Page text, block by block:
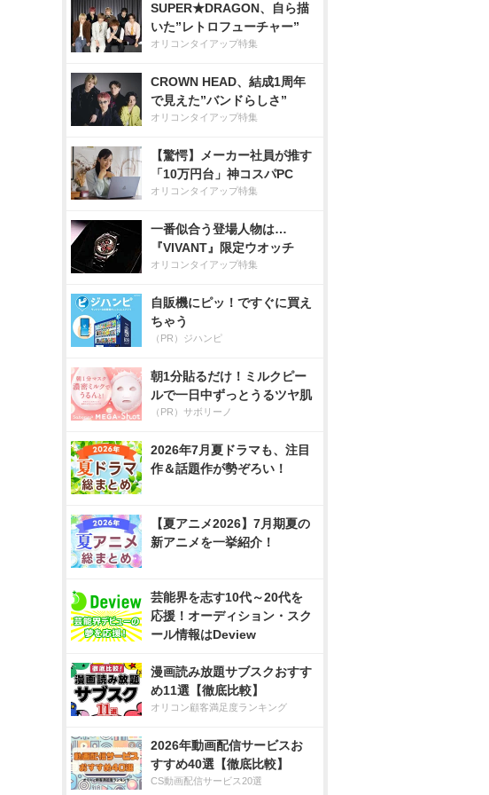
SUPER★DRAGON、自ら描
いた”レトロフューチャー”
オリコンタイアップ特集
CROWN HEAD、結成1周年
で見えた”バンドらしさ”
オリコンタイアップ特集
【驚愕】メーカー社員が推す
「10万円台」神コスパPC
オリコンタイアップ特集
一番似合う登場人物は…
『VIVANT』限定ウオッチ
オリコンタイアップ特集
自販機にピッ！ですぐに買え
ちゃう
（PR）ジハンピ
朝1分貼るだけ！ミルクピー
ルで一日中ずっとうるツヤ肌
（PR）サボリーノ
2026年7月夏ドラマも、注目
作＆話題作が勢ぞろい！
【夏アニメ2026】7月期夏の
新アニメを一挙紹介！
芸能界を志す10代～20代を
応援！オーディション・スク
ール情報はDeview
漫画読み放題サブスクおすす
め11選【徹底比較】
オリコン顧客満足度ランキング
2026年動画配信サービスお
すすめ40選【徹底比較】
CS動画配信サービス20選